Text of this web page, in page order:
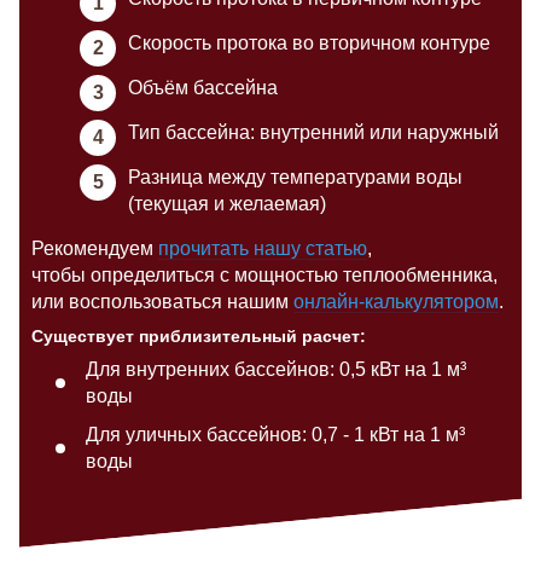
Скорость протока во вторичном контуре
Объём бассейна
Тип бассейна: внутренний или наружный
Разница между температурами воды
(текущая и желаемая)
Рекомендуем прочитать нашу статью,
чтобы определиться с мощностью теплообменника,
или воспользоваться нашим онлайн-калькулятором.
Существует приблизительный расчет:
Для внутренних бассейнов: 0,5 кВт на 1 м³
воды
Для уличных бассейнов: 0,7 - 1 кВт на 1 м³
воды